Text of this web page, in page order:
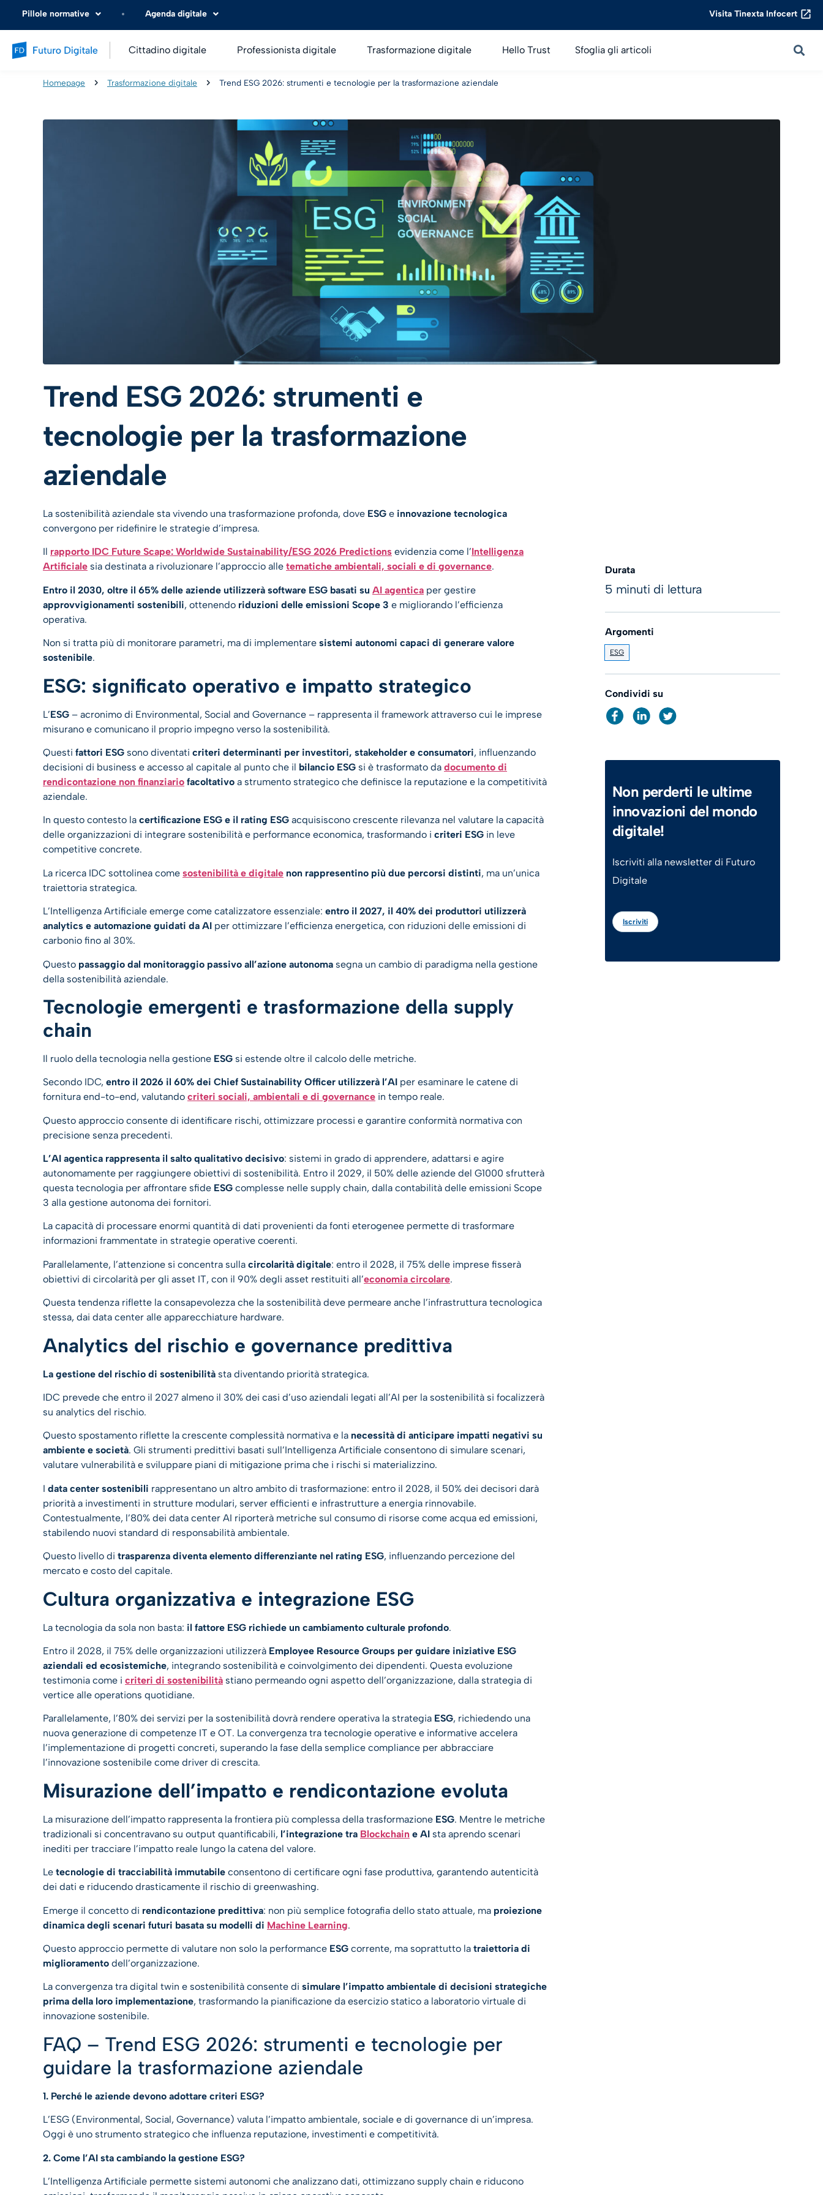
Pillole normative Agenda digitale Visita Tinexta Infocert
Cittadino digitale Professionista digitale Trasformazione digitale Hello Trust Sfoglia gli articoli
Homepage Trasformazione digitale Trend ESG 2026: strumenti e tecnologie per la trasformazione aziendale
Trend ESG 2026: strumenti e
tecnologie per la trasformazione
aziendale
La sostenibilità aziendale sta vivendo una trasformazione profonda, dove ESG e innovazione tecnologica
convergono per ridefinire le strategie d’impresa.
Il rapporto IDC Future Scape: Worldwide Sustainability/ESG 2026 Predictions evidenzia come l’Intelligenza
Artificiale sia destinata a rivoluzionare l’approccio alle tematiche ambientali, sociali e di governance.
Entro il 2030, oltre il 65% delle aziende utilizzerà software ESG basati su AI agentica per gestire
approvvigionamenti sostenibili, ottenendo riduzioni delle emissioni Scope 3 e migliorando l’efficienza
operativa.
Non si tratta più di monitorare parametri, ma di implementare sistemi autonomi capaci di generare valore
sostenibile.
ESG: significato operativo e impatto strategico
L’ESG – acronimo di Environmental, Social and Governance – rappresenta il framework attraverso cui le imprese
misurano e comunicano il proprio impegno verso la sostenibilità.
Questi fattori ESG sono diventati criteri determinanti per investitori, stakeholder e consumatori, influenzando
decisioni di business e accesso al capitale al punto che il bilancio ESG si è trasformato da documento di
rendicontazione non finanziario facoltativo a strumento strategico che definisce la reputazione e la competitività
aziendale.
In questo contesto la certificazione ESG e il rating ESG acquisiscono crescente rilevanza nel valutare la capacità
delle organizzazioni di integrare sostenibilità e performance economica, trasformando i criteri ESG in leve
competitive concrete.
La ricerca IDC sottolinea come sostenibilità e digitale non rappresentino più due percorsi distinti, ma un’unica
traiettoria strategica.
L’Intelligenza Artificiale emerge come catalizzatore essenziale: entro il 2027, il 40% dei produttori utilizzerà
analytics e automazione guidati da AI per ottimizzare l’efficienza energetica, con riduzioni delle emissioni di
carbonio fino al 30%.
Questo passaggio dal monitoraggio passivo all’azione autonoma segna un cambio di paradigma nella gestione
della sostenibilità aziendale.
Tecnologie emergenti e trasformazione della supply
chain
Il ruolo della tecnologia nella gestione ESG si estende oltre il calcolo delle metriche.
Secondo IDC, entro il 2026 il 60% dei Chief Sustainability Officer utilizzerà l’AI per esaminare le catene di
fornitura end-to-end, valutando criteri sociali, ambientali e di governance in tempo reale.
Questo approccio consente di identificare rischi, ottimizzare processi e garantire conformità normativa con
precisione senza precedenti.
L’AI agentica rappresenta il salto qualitativo decisivo: sistemi in grado di apprendere, adattarsi e agire
autonomamente per raggiungere obiettivi di sostenibilità. Entro il 2029, il 50% delle aziende del G1000 sfrutterà
questa tecnologia per affrontare sfide ESG complesse nelle supply chain, dalla contabilità delle emissioni Scope
3 alla gestione autonoma dei fornitori.
La capacità di processare enormi quantità di dati provenienti da fonti eterogenee permette di trasformare
informazioni frammentate in strategie operative coerenti.
Parallelamente, l’attenzione si concentra sulla circolarità digitale: entro il 2028, il 75% delle imprese fisserà
obiettivi di circolarità per gli asset IT, con il 90% degli asset restituiti all’economia circolare.
Questa tendenza riflette la consapevolezza che la sostenibilità deve permeare anche l’infrastruttura tecnologica
stessa, dai data center alle apparecchiature hardware.
Analytics del rischio e governance predittiva
La gestione del rischio di sostenibilità sta diventando priorità strategica.
IDC prevede che entro il 2027 almeno il 30% dei casi d’uso aziendali legati all’AI per la sostenibilità si focalizzerà
su analytics del rischio.
Questo spostamento riflette la crescente complessità normativa e la necessità di anticipare impatti negativi su
ambiente e società. Gli strumenti predittivi basati sull’Intelligenza Artificiale consentono di simulare scenari,
valutare vulnerabilità e sviluppare piani di mitigazione prima che i rischi si materializzino.
I data center sostenibili rappresentano un altro ambito di trasformazione: entro il 2028, il 50% dei decisori darà
priorità a investimenti in strutture modulari, server efficienti e infrastrutture a energia rinnovabile.
Contestualmente, l’80% dei data center AI riporterà metriche sul consumo di risorse come acqua ed emissioni,
stabilendo nuovi standard di responsabilità ambientale.
Questo livello di trasparenza diventa elemento differenziante nel rating ESG, influenzando percezione del
mercato e costo del capitale.
Cultura organizzativa e integrazione ESG
La tecnologia da sola non basta: il fattore ESG richiede un cambiamento culturale profondo.
Entro il 2028, il 75% delle organizzazioni utilizzerà Employee Resource Groups per guidare iniziative ESG
aziendali ed ecosistemiche, integrando sostenibilità e coinvolgimento dei dipendenti. Questa evoluzione
testimonia come i criteri di sostenibilità stiano permeando ogni aspetto dell’organizzazione, dalla strategia di
vertice alle operations quotidiane.
Parallelamente, l’80% dei servizi per la sostenibilità dovrà rendere operativa la strategia ESG, richiedendo una
nuova generazione di competenze IT e OT. La convergenza tra tecnologie operative e informative accelera
l’implementazione di progetti concreti, superando la fase della semplice compliance per abbracciare
l’innovazione sostenibile come driver di crescita.
Misurazione dell’impatto e rendicontazione evoluta
La misurazione dell’impatto rappresenta la frontiera più complessa della trasformazione ESG. Mentre le metriche
tradizionali si concentravano su output quantificabili, l’integrazione tra Blockchain e AI sta aprendo scenari
inediti per tracciare l’impatto reale lungo la catena del valore.
Le tecnologie di tracciabilità immutabile consentono di certificare ogni fase produttiva, garantendo autenticità
dei dati e riducendo drasticamente il rischio di greenwashing.
Emerge il concetto di rendicontazione predittiva: non più semplice fotografia dello stato attuale, ma proiezione
dinamica degli scenari futuri basata su modelli di Machine Learning.
Questo approccio permette di valutare non solo la performance ESG corrente, ma soprattutto la traiettoria di
miglioramento dell’organizzazione.
La convergenza tra digital twin e sostenibilità consente di simulare l’impatto ambientale di decisioni strategiche
prima della loro implementazione, trasformando la pianificazione da esercizio statico a laboratorio virtuale di
innovazione sostenibile.
FAQ – Trend ESG 2026: strumenti e tecnologie per
guidare la trasformazione aziendale
1. Perché le aziende devono adottare criteri ESG?
L’ESG (Environmental, Social, Governance) valuta l’impatto ambientale, sociale e di governance di un’impresa.
Oggi è uno strumento strategico che influenza reputazione, investimenti e competitività.
2. Come l’AI sta cambiando la gestione ESG?
L’Intelligenza Artificiale permette sistemi autonomi che analizzano dati, ottimizzano supply chain e riducono
Durata
5 minuti di lettura
Argomenti
ESG
Condividi su
Non perderti le ultime
innovazioni del mondo
digitale!
Iscriviti alla newsletter di Futuro
Digitale
Iscriviti